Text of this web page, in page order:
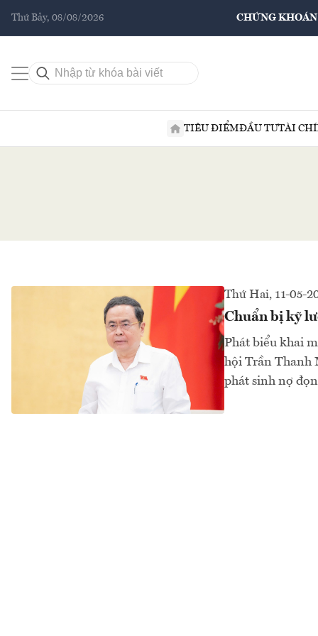
Thứ Bảy, 08/08/2026 CHỨNG KHOÁN
TIÊU ĐIỂMĐẦU TƯTÀI
Thứ Hai, 11-05-
Chuẩn bị kỹ
Phát biểu khai
hội Trần Thanh
phát sinh nợ